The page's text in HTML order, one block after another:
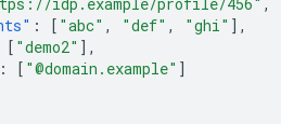
: [ "abc" , "def" , "ghi" ],
[ "demo2" ],
: [ "@domain.example" ]